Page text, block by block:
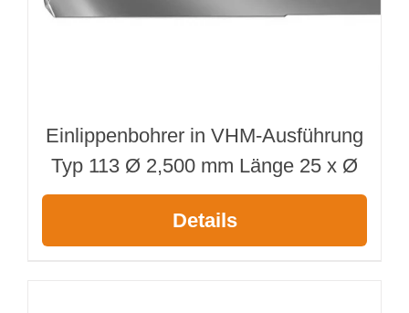
Webshop
Deutsch
Suche
Einlippenbohrer in VHM-Ausführung
Typ 113 Ø 2,500 mm Länge 25 x Ø
Details